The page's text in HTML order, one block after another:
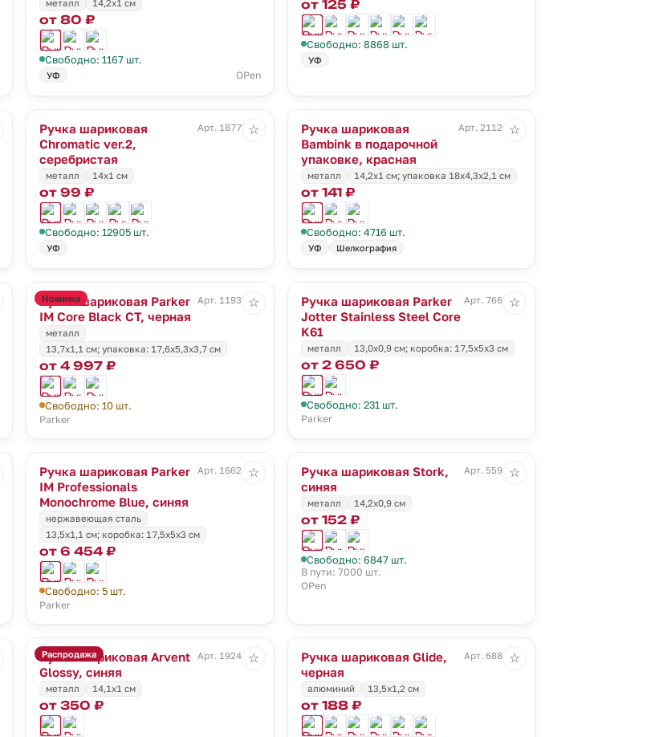
металл 14,2х1 см
от 80 ₽
Свободно: 1167 шт.
УФ OPen
от 125 ₽
Свободно: 8868 шт.
УФ
Ручка шариковая
Chromatic ver.2,
серебристая
Арт. 18777.11
металл 14х1 см
от 99 ₽
Свободно: 12905 шт.
УФ
☆
Ручка шариковая
Bambink в подарочной
упаковке, красная
Арт. 21126.50
металл 14,2х1 см; упаковка 18х4,3х2,1 см
от 141 ₽
Свободно: 4716 шт.
УФ Шелкография
☆
Новинка
Ручка шариковая Parker
IM Core Black CT, черная
Арт. 11933.10
металл
13,7x1,1 см; упаковка: 17,6x5,3x3,7 см
от 4 997 ₽
Свободно: 10 шт.
Parker
☆
Ручка шариковая Parker
Jotter Stainless Steel Core
K61
Арт. 7660.10
металл 13,0х0,9 см; коробка: 17,5х5х3 см
от 2 650 ₽
Свободно: 231 шт.
Parker
☆
Ручка шариковая Parker
IM Professionals
Monochrome Blue, синяя
Арт. 16621.40
нержавеющая сталь
13,5х1,1 см; коробка: 17,5х5х3 см
от 6 454 ₽
Свободно: 5 шт.
Parker
☆
Ручка шариковая Stork,
синяя
Арт. 5594.40
металл 14,2х0,9 см
от 152 ₽
Свободно: 6847 шт.
В пути: 7000 шт.
OPen
☆
Распродажа
Ручка шариковая Arvent
Glossy, синяя
Арт. 19241.40
металл 14,1х1 см
от 350 ₽
☆
Ручка шариковая Glide,
черная
Арт. 6886.30
алюминий 13,5х1,2 см
от 188 ₽
☆